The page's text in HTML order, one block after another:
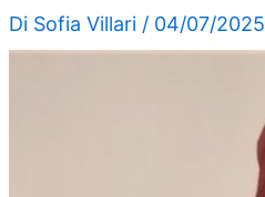
Di Sofia Villari / 04/07/2025